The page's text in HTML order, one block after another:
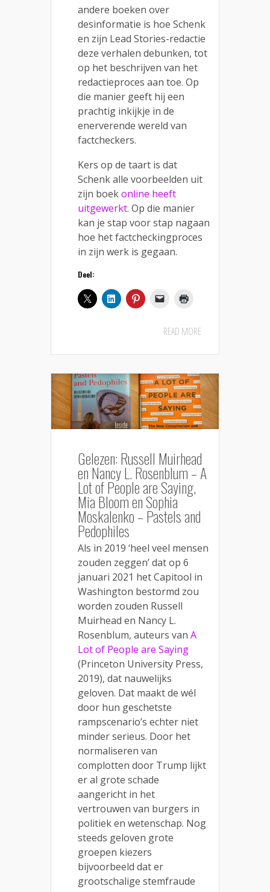
andere boeken over
desinformatie is hoe Schenk
en zijn Lead Stories-redactie
deze verhalen debunken, tot
op het beschrijven van het
redactieproces aan toe. Op
die manier geeft hij een
prachtig inkijkje in de
enerverende wereld van
factcheckers.
Kers op de taart is dat
Schenk alle voorbeelden uit
zijn boekonline heeft
uitgewerkt. Op die manier
kan je stap voor stap nagaan
hoe het factcheckingproces
in zijn werk is gegaan.
Deel:
READ MORE
Gelezen: Russell Muirhead
en Nancy L. Rosenblum – A
Lot of People are Saying,
Mia Bloom en Sophia
Moskalenko – Pastels and
Pedophiles
Als in 2019 ‘heel veel mensen
zouden zeggen’ dat op 6
januari 2021 het Capitool in
Washington bestormd zou
worden zouden Russell
Muirhead en Nancy L.
Rosenblum, auteurs van A
Lot of People are Saying
(Princeton University Press,
2019), dat nauwelijks
geloven. Dat maakt de wél
door hun geschetste
rampscenario’s echter niet
minder serieus. Door het
normaliseren van
complotten door Trump lijkt
er al grote schade
aangericht in het
vertrouwen van burgers in
politiek en wetenschap. Nog
steeds geloven grote
groepen kiezers
bijvoorbeeld dat er
grootschalige stemfraude